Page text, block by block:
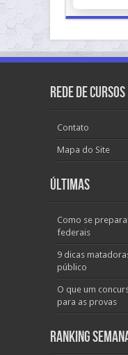
Rede de Cursos
Contato
Mapa do Site
Últimas
Como se
federais
9 dicas
público
O que um
para as provas
Ranking